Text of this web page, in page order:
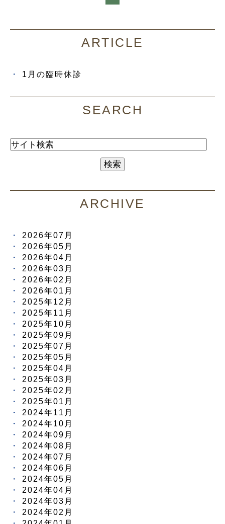
ARTICLE
1月の臨時休診
SEARCH
ARCHIVE
2026年07月
2026年05月
2026年04月
2026年03月
2026年02月
2026年01月
2025年12月
2025年11月
2025年10月
2025年09月
2025年07月
2025年05月
2025年04月
2025年03月
2025年02月
2025年01月
2024年11月
2024年10月
2024年09月
2024年08月
2024年07月
2024年06月
2024年05月
2024年04月
2024年03月
2024年02月